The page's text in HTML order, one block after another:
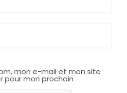
mon e-mail et mon site
pour mon prochain